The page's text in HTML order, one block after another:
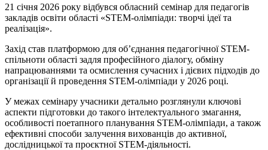
21 січня 2026 року відбувся обласний семінар для педагогів
закладів освіти області «STEM-олімпіади: творчі ідеї та
реалізація».
Захід став платформою для об’єднання педагогічної STEM-
спільноти області задля професійного діалогу, обміну
напрацюваннями та осмислення сучасних і дієвих підходів до
організації й проведення STEM-олімпіади у 2026 році.
У межах семінару учасники детально розглянули ключові
аспекти підготовки до такого інтелектуального змагання,
особливості поетапного планування STEM-олімпіади, а також
ефективні способи залучення вихованців до активної,
дослідницької та проєктної STEM-діяльності.